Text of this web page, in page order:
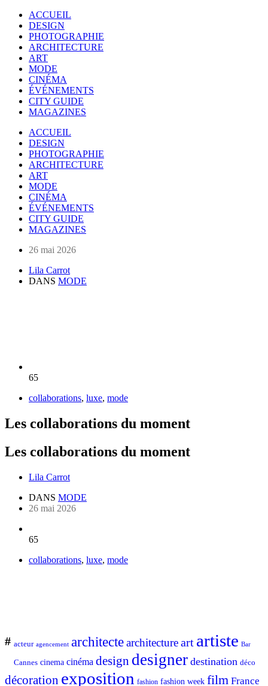
ACCUEIL
DESIGN
PHOTOGRAPHIE
ARCHITECTURE
ART
MODE
CINÉMA
ÉVÉNEMENTS
CITY GUIDE
MAGAZINES
ACCUEIL
DESIGN
PHOTOGRAPHIE
ARCHITECTURE
ART
MODE
CINÉMA
ÉVÉNEMENTS
CITY GUIDE
MAGAZINES
26 mai 2026
Lila Carrot
DANS MODE
65
collaborations, luxe, mode
Les collaborations du moment
Les collaborations du moment
Lila Carrot
DANS MODE
26 mai 2026
65
collaborations, luxe, mode
# acteur agencement architectearchitectureart artiste Bar
Cannes cinema cinéma design designer destination déco
décoration exposition fashion fashion week film France